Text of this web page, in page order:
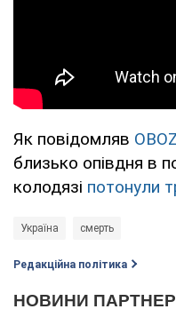
Як повідомляв
близько опівдня в
колодязі потонули
Україна смерть
Редакційна політика